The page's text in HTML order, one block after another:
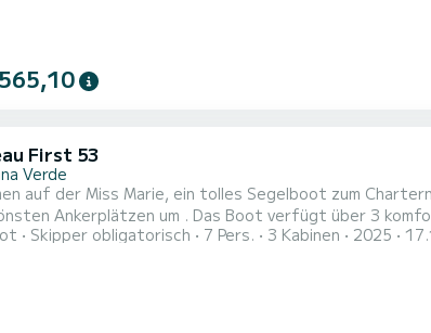
First 53
Verde
auf der Miss Marie, ein tolles Segelboot zum
Boot verfügt über 3 komfortable Kabinen für bis zu 7 Personen. Mit seinen 17 Metern Länge
Motorleistung von 110 PS bietet sich das Schiff als
Skipper obligatorisch 7 Pers. 3 Kabinen 2025